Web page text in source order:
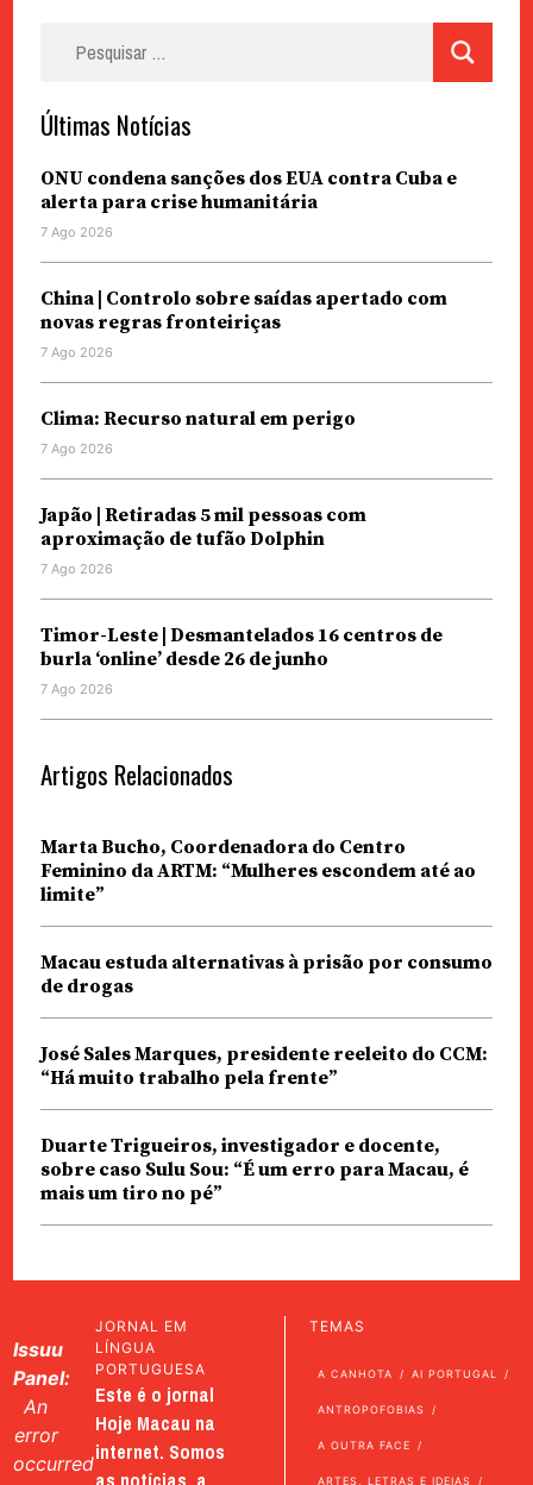
Últimas Notícias
ONU condena sanções dos EUA contra Cuba e
alerta para crise humanitária
7 Ago 2026
China | Controlo sobre saídas apertado com
novas regras fronteiriças
7 Ago 2026
Clima: Recurso natural em perigo
7 Ago 2026
Japão | Retiradas 5 mil pessoas com
aproximação de tufão Dolphin
7 Ago 2026
Timor-Leste | Desmantelados 16 centros de
burla ‘online’ desde 26 de junho
7 Ago 2026
Artigos Relacionados
Marta Bucho, Coordenadora do Centro
Feminino da ARTM: “Mulheres escondem até ao
limite”
Macau estuda alternativas à prisão por consumo
de drogas
José Sales Marques, presidente reeleito do CCM:
“Há muito trabalho pela frente”
Duarte Trigueiros, investigador e docente,
sobre caso Sulu Sou: “É um erro para Macau, é
mais um tiro no pé”
Issuu
Panel:
An
error
occurred
JORNAL EM
LÍNGUA
PORTUGUESA
Este é o jornal
Hoje Macau na
internet. Somos
TEMAS
A CANHOTA AI PORTUGAL
ANTROPOFOBIAS
A OUTRA FACE
ARTES, LETRAS E IDEIAS